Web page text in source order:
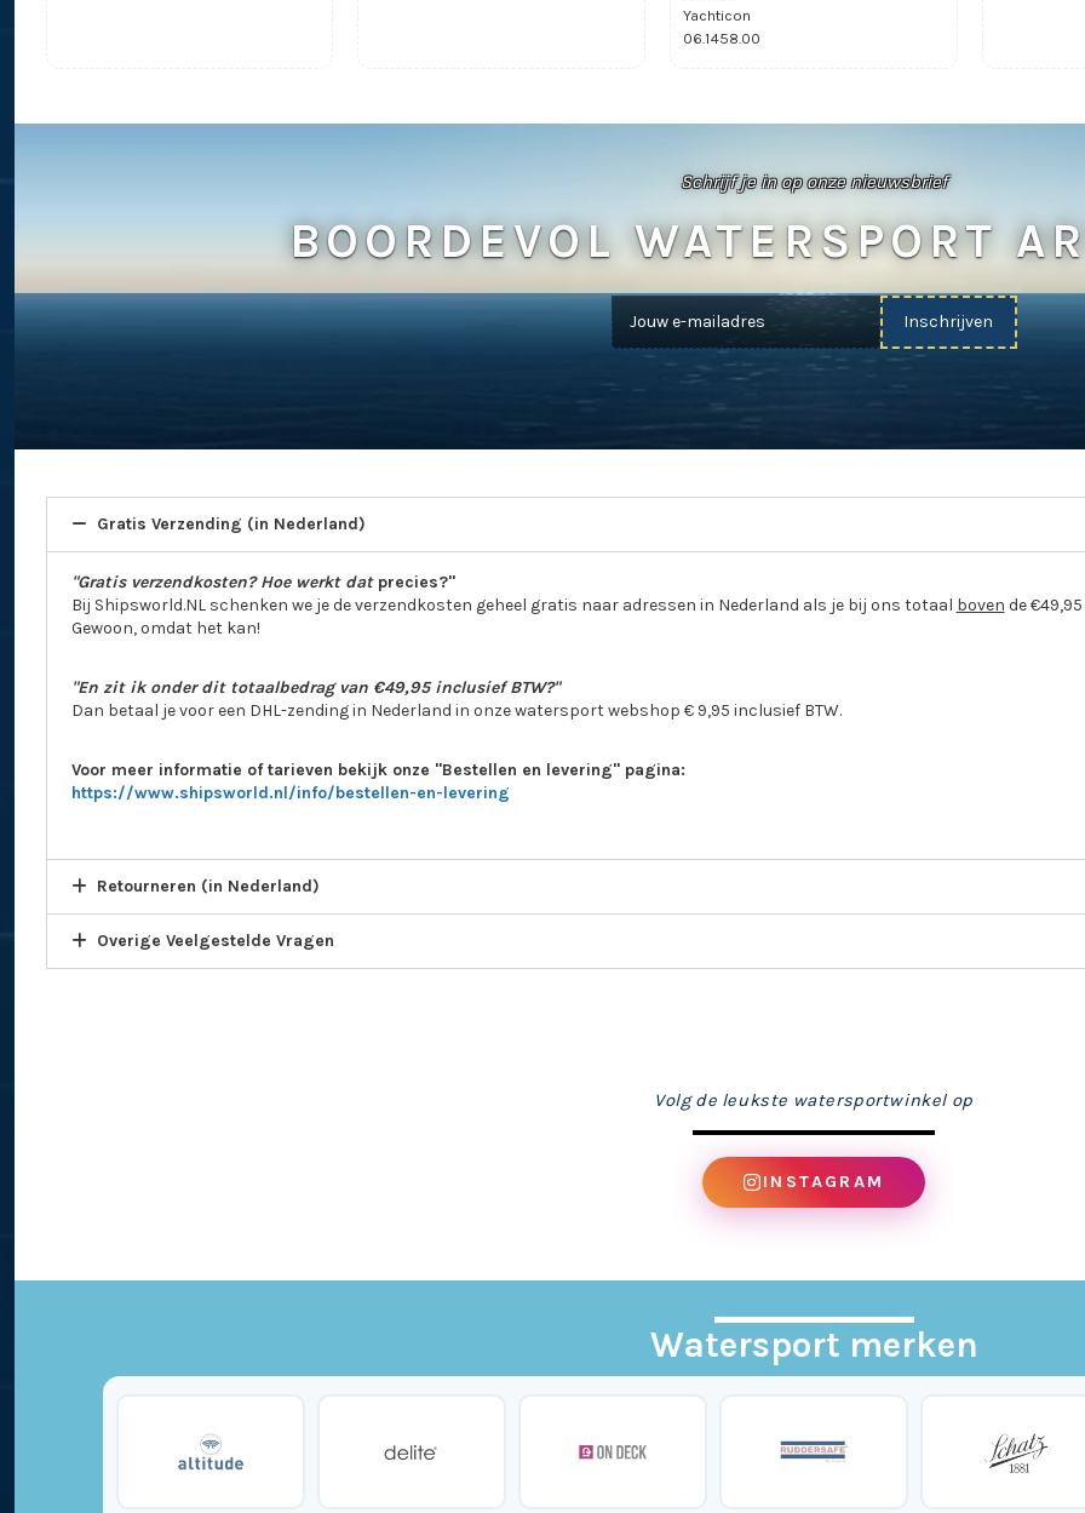
Yachticon
06.1458.00
Schrijf je in op onze nieuwsbrief
BOORDEVOL WATERSPORT
Gratis Verzending (in Nederland)
"Gratis verzendkosten? Hoe werkt datprecies?"
Bij Shipsworld.NL schenken we je de verzendkosten geheel gratis naar adressen in Nederland als je bij ons totaal boven de
Gewoon, omdat het kan!
"En zit ik onder dit totaalbedrag van €49,95 inclusief BTW?"
Dan betaal je voor een DHL-zending in Nederland in onze watersport webshop € 9,95 inclusief BTW.
Voor meer informatie of tarieven bekijk onze "Bestellen en levering" pagina:
https://www.shipsworld.nl/info/bestellen-en-levering
Retourneren (in Nederland)
Overige Veelgestelde Vragen
Volg de leukste watersportwinkel op
INSTAGRAM
Watersport merken